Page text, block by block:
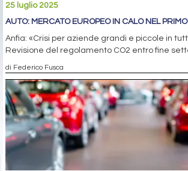
25 luglio 2025
AUTO: MERCATO EUROPEO IN CALO NEL
Anfia: «Crisi per aziende grandi e piccole in
Revisione del regolamento CO2 entro fine
di Federico Fusca